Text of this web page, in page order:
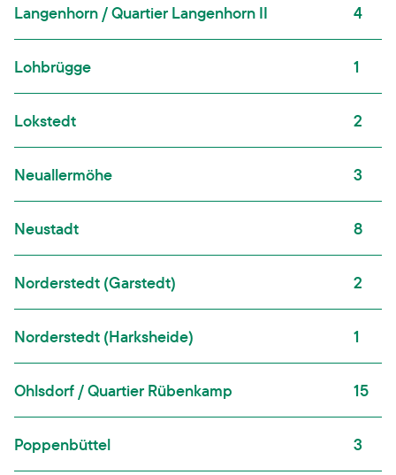
Langenhorn / Quartier Langenhorn II 4
Lohbrügge 1
Lokstedt 2
Neuallermöhe 3
Neustadt 8
Norderstedt (Garstedt) 2
Norderstedt (Harksheide) 1
Ohlsdorf / Quartier Rübenkamp 15
Poppenbüttel 3